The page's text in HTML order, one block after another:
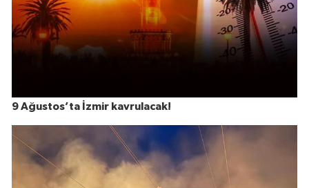
9 Ağustos’ta İzmir kavrulacak!